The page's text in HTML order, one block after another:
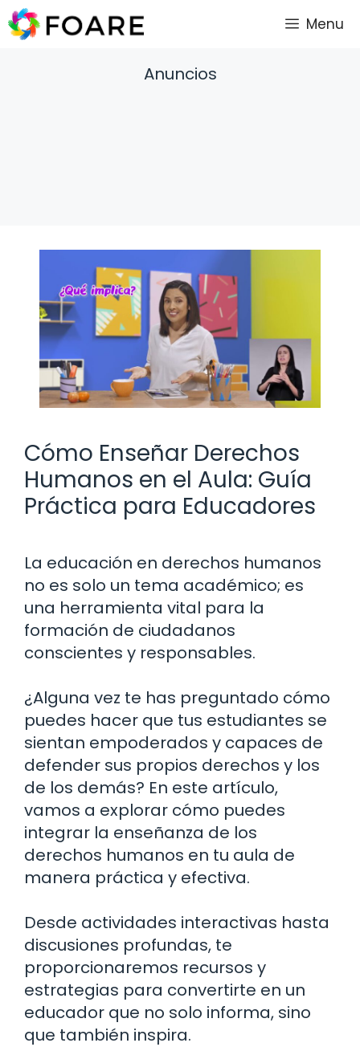
Saltar
al
Menu
Anuncios
Cómo Enseñar Derechos
Humanos en el Aula: Guía
Práctica para Educadores
La educación en derechos humanos
no es solo un tema académico; es
una herramienta vital para la
formación de ciudadanos
conscientes y responsables.
¿Alguna vez te has preguntado cómo
puedes hacer que tus estudiantes se
sientan empoderados y capaces de
defender sus propios derechos y los
de los demás? En este artículo,
vamos a explorar cómo puedes
integrar la enseñanza de los
derechos humanos en tu aula de
manera práctica y efectiva.
Desde actividades interactivas hasta
discusiones profundas, te
proporcionaremos recursos y
estrategias para convertirte en un
educador que no solo informa, sino
que también inspira.